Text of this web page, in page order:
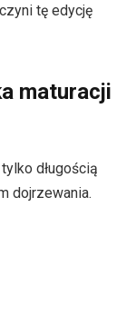
tę edycję
maturacji
długością
dojrzewania.